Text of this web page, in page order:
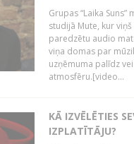
Grupas “Laika
studijā Mute, kur
paredzētu audio
viņa domas par
uzņēmuma palīdz
atmosfēru.[video...
KĀ IZVĒLĒTIES
IZPLATĪTĀJU?